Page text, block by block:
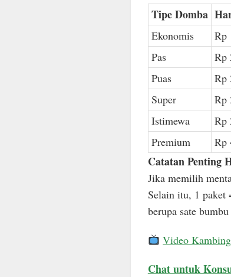
Tipe Domba
Ekonomis Rp
Pas
Rp
Puas
Rp
Super
Rp
Istimewa
Rp
Premium
Rp
Catatan Penting
Jika memilih
Selain itu, 1 paket
berupa sate
Video
Chat untuk